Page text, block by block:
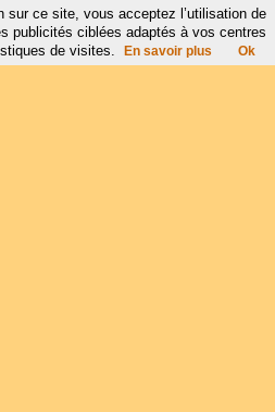
sur ce site, vous acceptez l’utilisation de
publicités ciblées adaptés à vos centres
de visites.
En savoir plus Ok